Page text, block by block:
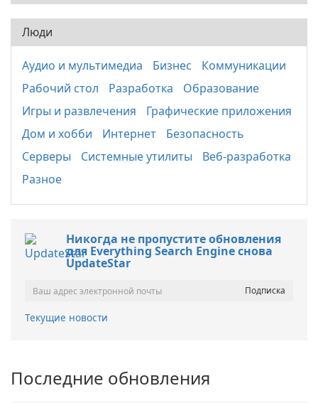
Люди
Аудио и мультимедиа Бизнес
Коммуникации
Рабочий стол
Разработка
Образование
Игры и развлечения
Графические приложения
Дом и хобби
Интернет
Безопасность
Серверы
Системные утилиты
Веб-разработка
Разное
Никогда не пропустите обновления
для Everything Search Engine снова
UpdateStar
Текущие новости
Последние обновления